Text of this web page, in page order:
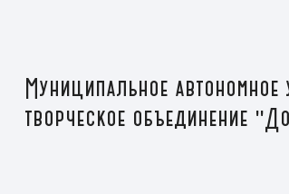
Муниципальное
творческое объединение